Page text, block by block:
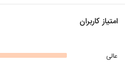
امتیاز کاربران
عالی